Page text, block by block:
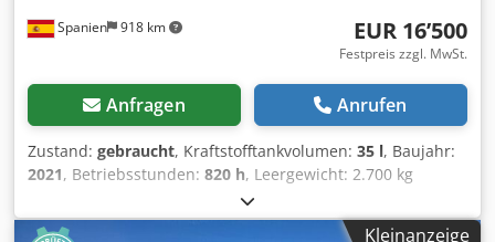
Spanien 918 km EUR 16’500
Festpreis zzgl. MwSt.
Anfragen Anrufen
Zustand: gebraucht, Kraftstofftankvolumen: 35 l, Baujahr:
2021, Betriebsstunden: 820 h, Leergewicht: 2.700 kg
Abmessungen (L x B x H): 253 x 127 x 257 cm Dedpey Iz A
Ajfx Ad Iskr
Kleinanzeige